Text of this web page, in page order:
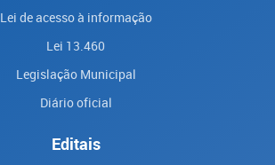
Lei de acesso à informação
Lei 13.460
Legislação Municipal
Diário oficial
Editais